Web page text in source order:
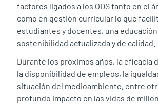
factores ligados a los ODS tanto en el
como en gestión curricular lo que
estudiantes y docentes, una educación
sostenibilidad actualizada y de calidad.
Durante los próximos años, la eficacia
la disponibilidad de empleos, la
situación del medioambiente, entre
profundo impacto en las vidas de